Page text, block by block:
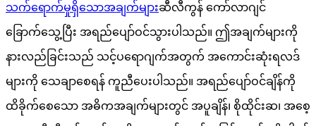
သက်ရောက်မှုရှိသောအချက်များဆီလီကွန် ကော်လာဂျင်
ခြောက်သွေ့ပြီး အရည်ပျော်ဝင်သွားပါသည်။ ဤအချက်များကို
နားလည်ခြင်းသည် သင့်ပရောဂျက်အတွက် အကောင်းဆုံးရလဒ်
များကို သေချာစေရန် ကူညီပေးပါသည်။ အရည်ပျော်ဝင်ချိန်ကို
ထိခိုက်စေသော အဓိကအချက်များတွင် အပူချိန်၊ စိုထိုင်းဆ၊ အစေ့